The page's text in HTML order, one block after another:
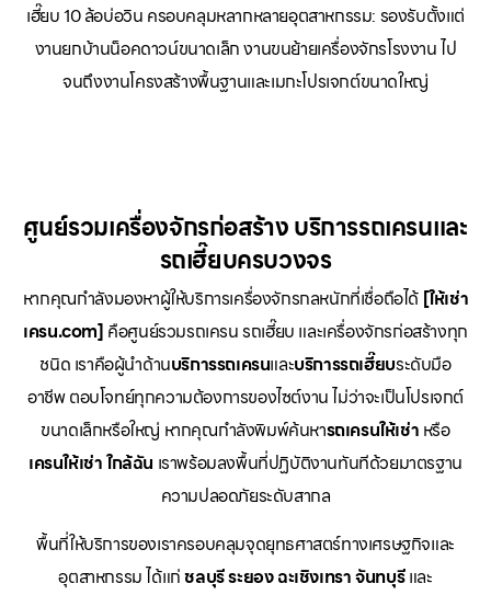
เฮี๊ยบ 10 ล้อบ่อวิน ครอบคลุมหลากหลายอุตสาหกรรม: รองรับตั้งแต่
งานยกบ้านน็อคดาวน์ขนาดเล็ก งานขนย้ายเครื่องจักรโรงงาน ไป
จนถึงงานโครงสร้างพื้นฐานและเมกะโปรเจกต์ขนาดใหญ่
ศูนย์รวมเครื่องจักรก่อสร้าง บริการรถเครนและ
รถเฮี๊ยบครบวงจร
หากคุณกำลังมองหาผู้ให้บริการเครื่องจักรกลหนักที่เชื่อถือได้ [ให้เช่า
เครน.com] คือศูนย์รวมรถเครน รถเฮี๊ยบ และเครื่องจักรก่อสร้างทุก
ชนิด เราคือผู้นำด้านบริการรถเครนและบริการรถเฮี๊ยบระดับมือ
อาชีพ ตอบโจทย์ทุกความต้องการของไซต์งาน ไม่ว่าจะเป็นโปรเจกต์
ขนาดเล็กหรือใหญ่ หากคุณกำลังพิมพ์ค้นหารถเครนให้เช่า หรือ
เครนให้เช่าใกล้ฉัน เราพร้อมลงพื้นที่ปฏิบัติงานทันทีด้วยมาตรฐาน
ความปลอดภัยระดับสากล
พื้นที่ให้บริการของเราครอบคลุมจุดยุทธศาสตร์ทางเศรษฐกิจและ
อุตสาหกรรม ได้แก่ชลบุรีระยองฉะเชิงเทราจันทบุรีและ